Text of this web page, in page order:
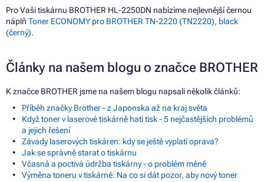
Pro Vaši tiskárnu BROTHER HL-2250DN nabízíme nejlevnější černou
náplň Toner ECONOMY pro BROTHER TN-2220 (TN2220), black
(černý).
Články na našem blogu o značce BROTHER
K značce BROTHER jsme na našem blogu napsali několik článků:
Příběh značky Brother - z Japonska až na kraj světa
Když toner v laserové tiskárně hatí tisk - 5 nejčastějších problémů
a jejich řešení
Závady laserových tiskáren: kdy se ještě vyplatí oprava?
Jak se správně starat o tiskárnu
Včasná a poctivá údržba tiskárny - o problém méně
Výměna toneru v tiskárně: Na co si dát pozor, aby nový toner